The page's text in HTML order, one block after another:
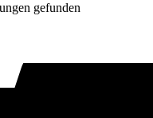
gefunden